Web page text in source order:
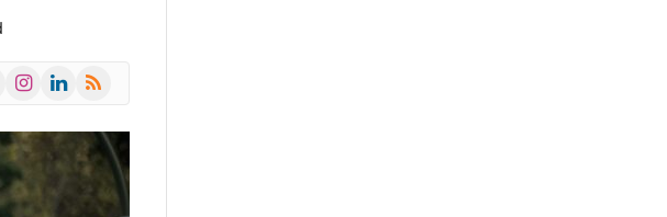
InstagramLinkedIn
RSS